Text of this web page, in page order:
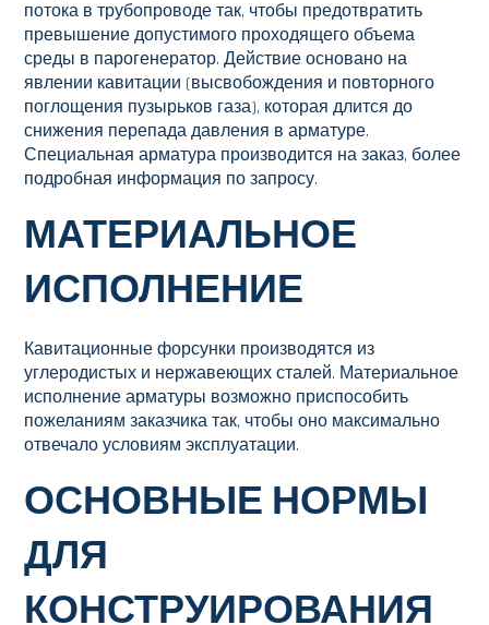
потока в трубопроводе так, чтобы предотвратить
превышение допустимого проходящего объема
среды в парогенератор. Действие основано на
явлении кавитации (высвобождения и повторного
поглощения пузырьков газа), которая длится до
снижения перепада давления в арматуре.
Специальная арматура производится на заказ, более
подробная информация по запросу.
МАТЕРИАЛЬНОЕ
ИСПОЛНЕНИЕ
Кавитационные форсунки производятся из
углеродистых и нержавеющих сталей. Материальное
исполнение арматуры возможно приспособить
пожеланиям заказчика так, чтобы оно максимально
отвечало условиям эксплуатации.
ОСНОВНЫЕ НОРМЫ
ДЛЯ
КОНСТРУИРОВАНИЯ